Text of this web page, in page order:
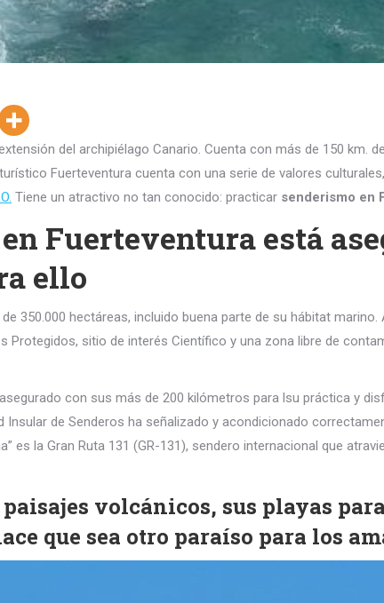
del archipiélago Canario. Cuenta con más de 150 km.
Fuerteventura cuenta con una serie de valores
Tiene un atractivo no tan conocido: practicar senderismo en
Fuerteventura está
ello
350.000 hectáreas, incluido buena parte de su hábitat
Protegidos, sitio de interés Científico y una zona libre de
con sus más de 200 kilómetros para lsu práctica y
Insular de Senderos ha señalizado y acondicionado
es la Gran Ruta 131 (GR-131), sendero internacional que
volcánicos, sus playas
que sea otro paraíso para los